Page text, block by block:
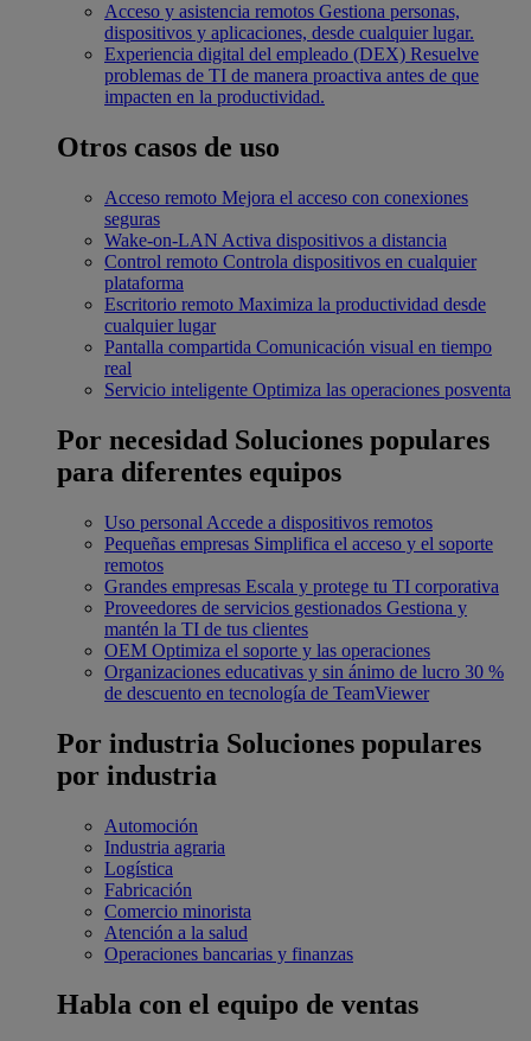
Acceso y asistencia remotos Gestiona personas,
dispositivos y aplicaciones, desde cualquier lugar.
Experiencia digital del empleado (DEX) Resuelve
problemas de TI de manera proactiva antes de que
impacten en la productividad.
Otros casos de uso
Acceso remoto Mejora el acceso con conexiones
seguras
Wake-on-LAN Activa dispositivos a distancia
Control remoto Controla dispositivos en cualquier
plataforma
Escritorio remoto Maximiza la productividad desde
cualquier lugar
Pantalla compartida Comunicación visual en tiempo
real
Servicio inteligente Optimiza las operaciones posventa
Por necesidad Soluciones populares
para diferentes equipos
Uso personal Accede a dispositivos remotos
Pequeñas empresas Simplifica el acceso y el soporte
remotos
Grandes empresas Escala y protege tu TI corporativa
Proveedores de servicios gestionados Gestiona y
mantén la TI de tus clientes
OEM Optimiza el soporte y las operaciones
Organizaciones educativas y sin ánimo de lucro 30 %
de descuento en tecnología de TeamViewer
Por industria Soluciones populares
por industria
Automoción
Industria agraria
Logística
Fabricación
Comercio minorista
Atención a la salud
Operaciones bancarias y finanzas
Habla con el equipo de ventas